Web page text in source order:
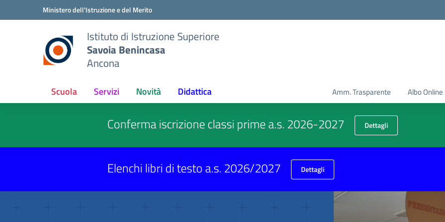
Vai ai contenuti
Vai al menu di navigazioneMinistero dell'Istruzione e del Merito
Istituto di Istruzione Superiore
Savoia Benincasa
Ancona
Scuola Servizi Novità Didattica Amm. Trasparente Albo Online
Conferma iscrizione classi prime a.s. 2026-2027 Dettagli
Elenchi libri di testo a.s. 2026/2027 Dettagli